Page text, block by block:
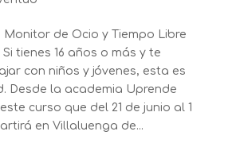
Monitor de Ocio y Tiempo Libre
tienes 16 años o más y te
con niños y jóvenes, esta es
Desde la academia Uprende
curso que del 21 de junio al 1
en Villaluenga de...